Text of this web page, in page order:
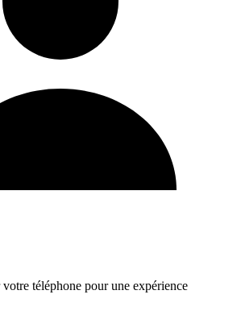
téléphone pour une expérience